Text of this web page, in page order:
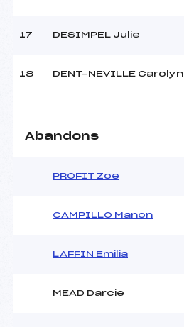
Pénalité appliquée :
17 DESIMPEL Julie
18 DENT-NEVILLE Carolyn
Abandons
PROFIT Zoe
CAMPILLO Manon
LAFFIN Emilia
MEAD Darcie